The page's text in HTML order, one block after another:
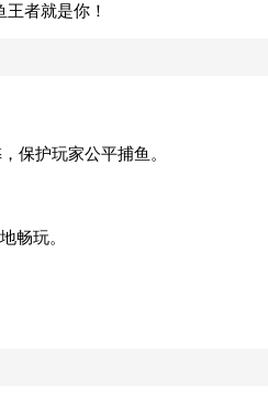
者就是你！
保护玩家公平捕鱼。
畅玩。